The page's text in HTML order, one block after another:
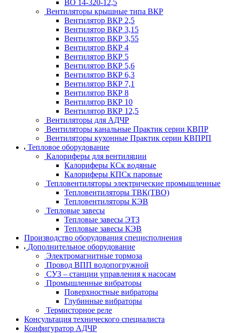
ВО 14-320-12,5
Вентиляторы крышные типа ВКР
Вентилятор ВКР 2,5
Вентилятор ВКР 3,15
Вентилятор ВКР 3,55
Вентилятор ВКР 4
Вентилятор ВКР 5
Вентилятор ВКР 5,6
Вентилятор ВКР 6,3
Вентилятор ВКР 7,1
Вентилятор ВКР 8
Вентилятор ВКР 10
Вентилятор ВКР 12,5
Вентиляторы для АДЧР
Вентиляторы канальные Практик серии КВПР
Вентиляторы кухонные Практик серии КВПРП
Тепловое оборудование
Калориферы для вентиляции
Калориферы КСк водяные
Калориферы КПСк паровые
Тепловентиляторы электрические промышленные
Тепловентиляторы ТВК(ТВО)
Тепловентиляторы КЭВ
Тепловые завесы
Тепловые завесы ЭТЗ
Тепловые завесы КЭВ
Производство оборудования специсполнения
Дополнительное оборудование
Электромагнитные тормоза
Провод ВПП водопогружной
СУЗ – станции управления к насосам
Промышленные вибраторы
Поверхностные вибраторы
Глубинные вибраторы
Термисторное реле
Консультация технического специалиста
Конфигуратор АДЧР